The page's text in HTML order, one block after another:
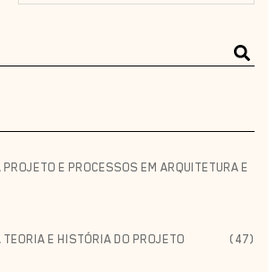
E PROCESSOS EM ARQUITETURA E
E HISTÓRIA DO PROJETO (47)